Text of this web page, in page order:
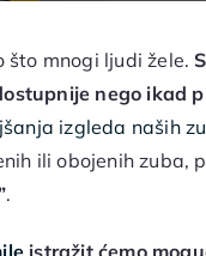
što mnogi ljudi žele.
nego ikad
izgleda naših
ili obojenih zuba,
.
istražit ćemo